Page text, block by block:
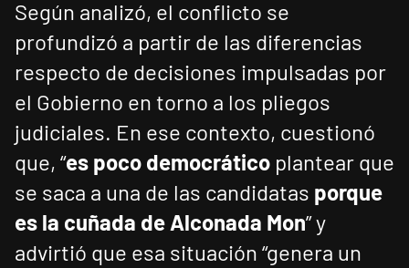
Según analizó, el conflicto se
profundizó a partir de las diferencias
respecto de decisiones impulsadas por
el Gobierno en torno a los pliegos
judiciales. En ese contexto, cuestionó
que, “es poco democrático plantear que
se saca a una de las candidatas porque
es la cuñada de Alconada Mon” y
advirtió que esa situación “genera un